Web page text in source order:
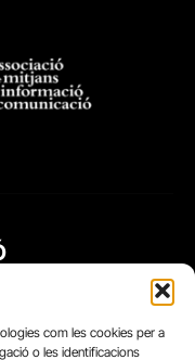
com les cookies per a
o les identificacions